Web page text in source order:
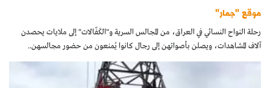
موقع "جمار"
رحلة النواح النسائي في العراق، من المجالس السرية و"الكَفّالات" إلى ملايات يحصدن
آلاف المشاهدات، ويصلن بأصواتهن إلى رجال كانوا يُمنعون من حضور مجالسهن..